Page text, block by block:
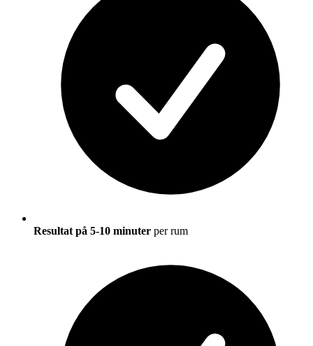
Resultat på 5-10 minuter per rum